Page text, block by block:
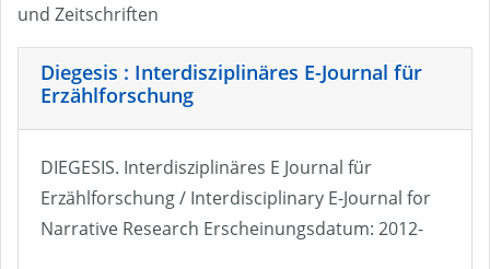
und Zeitschriften
Diegesis : Interdisziplinäres E-Journal für
Erzählforschung
DIEGESIS. Interdisziplinäres E Journal für
Erzählforschung / Interdisciplinary E-Journal for
Narrative Research Erscheinungsdatum: 2012-